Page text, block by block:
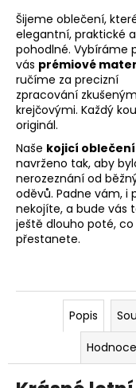
Šijeme oblečení,
elegantní, praktické a
pohodlné. Vybíráme
vás prémiové
ručíme za precizní
zpracování
krejčovými. Každý
originál.
Naše kojicí oblečení
navrženo tak, aby
nerozeznání od
oděvů. Padne vám, i
nekojíte, a bude vás
ještě dlouho poté, co
přestanete.
Popis